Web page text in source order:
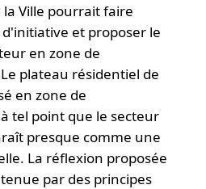
Ville pourrait faire
et proposer le
en zone de
plateau résidentiel de
en zone de
tel point que le secteur
presque comme une
La réflexion proposée
par des principes